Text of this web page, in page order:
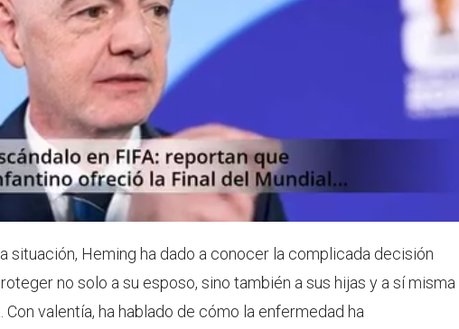
situación, Heming ha dado a conocer la complicada decisión
no solo a su esposo, sino también a sus hijas y a sí misma
Con valentía, ha hablado de cómo la enfermedad ha